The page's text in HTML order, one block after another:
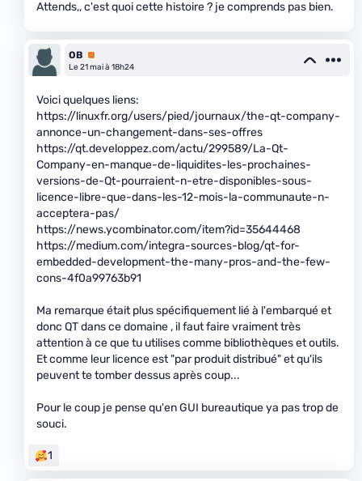
Attends,, c'est quoi cette histoire ? je comprends pas bien.
OB Premium
Le 21 mai à 18h24
Voici quelques liens:
https://linuxfr.org/users/pied/journaux/the-qt-company-
annonce-un-changement-dans-ses-offres
https://qt.developpez.com/actu/299589/La-Qt-
Company-en-manque-de-liquidites-les-prochaines-
versions-de-Qt-pourraient-n-etre-disponibles-sous-
licence-libre-que-dans-les-12-mois-la-communaute-n-
acceptera-pas/
https://news.ycombinator.com/item?id=35644468
https://medium.com/integra-sources-blog/qt-for-
embedded-development-the-many-pros-and-the-few-
cons-4f0a99763b91
Ma remarque était plus spécifiquement lié à l'embarqué et
donc QT dans ce domaine , il faut faire vraiment très
attention à ce que tu utilises comme bibliothèques et outils.
Et comme leur licence est "par produit distribué" et qu'ils
peuvent te tomber dessus après coup...
Pour le coup je pense qu'en GUI bureautique ya pas trop de
souci.
1